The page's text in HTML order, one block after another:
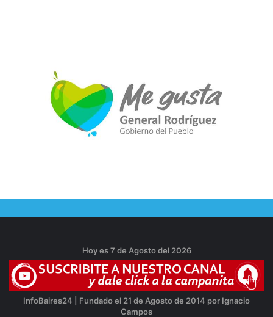
Hoy es 7 de Agosto del 2026
InfoBaires24 | Fundado el 21 de Agosto de 2014 por Ignacio
Campos